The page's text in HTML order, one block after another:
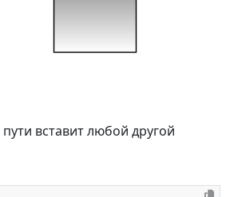
вставит любой другой